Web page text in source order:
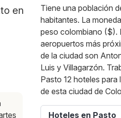
en
Tiene una población
habitantes. La
peso colombiano ($).
aeropuertos más
de la ciudad son
Luis y Villagarzón.
Pasto 12 hoteles para
de esta ciudad de
Hoteles en Pasto